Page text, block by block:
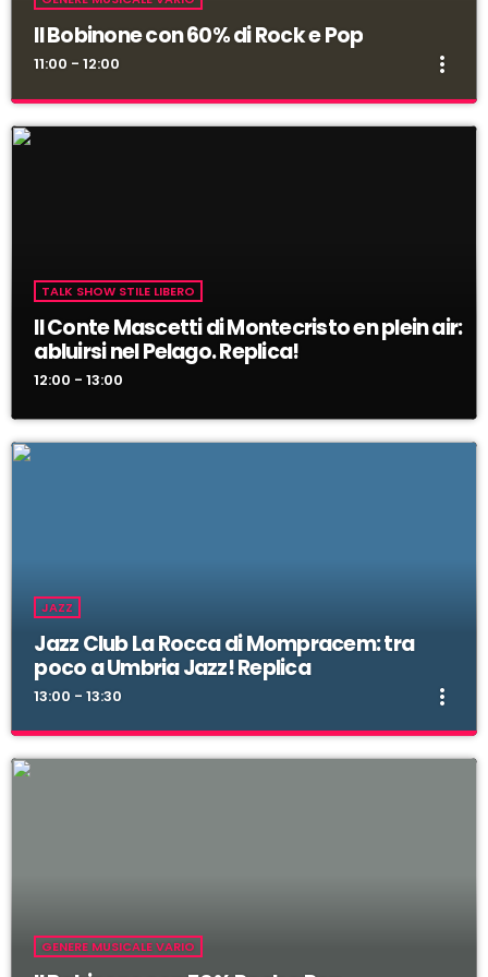
Il Bobinone con 60% di Rock e Pop
11:00 - 12:00 more_vert
Il Bobinone con 60% di Rock e Pop close
TALK SHOW STILE LIBERO
Il Conte Mascetti di Montecristo en plein air:
abluirsi nel Pelago. Replica!
12:00 - 13:00
JAZZ
Jazz Club La Rocca di Mompracem: tra
poco a Umbria Jazz! Replica
13:00 - 13:30 more_vert
Jazz Club La Rocca di Mompracem: tra poco
a Umbria Jazz! Replica
close
GENERE MUSICALE VARIO